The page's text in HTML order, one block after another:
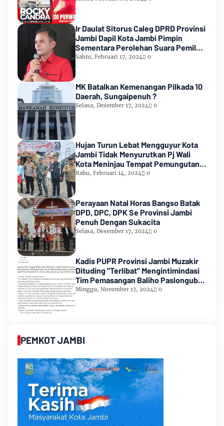
Ir Daulat Sitorus Caleg DPRD Provinsi
Jambi Dapil Kota Jambi Pimpin
Sementara Perolehan Suara Pemilu
2024
Sabtu, Februari 17, 2024 0
MK Batalkan Kemenangan Pilkada 10
Daerah, Sungaipenuh ?
Selasa, Desember 17, 2024 0
Hujan Turun Lebat Mengguyur Kota
Jambi Tidak Menyurutkan Pj Wali
Kota Meninjau Tempat Pemungutan
Suara Pemilu 2024
Rabu, Februari 14, 2024 0
Perayaan Natal Horas Bangso Batak
DPD, DPC, DPK Se Provinsi Jambi
Penuh Dengan Sukacita
Selasa, Desember 17, 2024 0
Kadis PUPR Provinsi Jambi Muzakir
Dituding "Terlibat" Mengintimindasi
Tim Pemasangan Baliho Paslongub
Romi-Sudirman
Minggu, November 17, 2024 0
PEMKOT JAMBI